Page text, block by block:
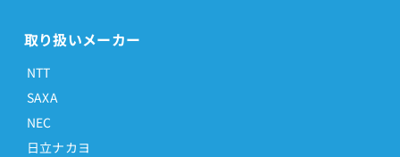
取り扱いメーカー
NTT
SAXA
NEC
日立ナカヨ